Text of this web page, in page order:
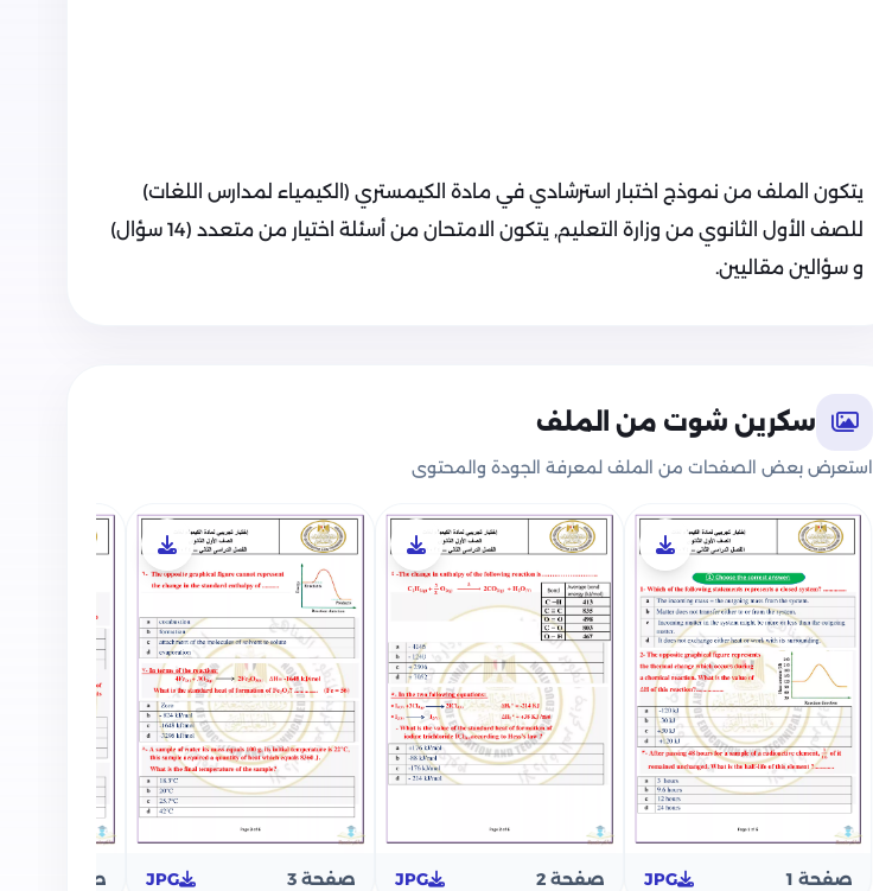
يتكون الملف من نموذج اختبار استرشادي في مادة الكيمستري (الكيمياء لمدارس اللغات)
للصف الأول الثانوي من وزارة التعليم, يتكون الامتحان من أسئلة اختيار من متعدد (14 سؤال)
و سؤالين مقاليين.
سكرين شوت من الملف
استعرض بعض الصفحات من الملف لمعرفة الجودة والمحتوى
صفحة 1 JPG صفحة 2 JPG صفحة 3 JPG صفحة 4